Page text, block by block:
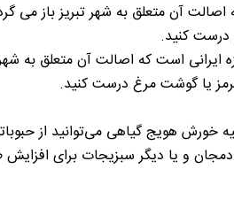
آن متعلق به شهر تبریز باز
درست کنید.
است که اصالت آن متعلق به شهر
یا گوشت مرغ درست کنید.
هویج گیاهی می‌توانید از
و یا دیگر سبزیجات برای